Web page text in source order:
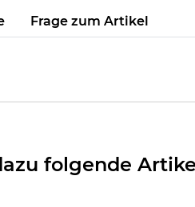
Frage zum Artikel
folgende